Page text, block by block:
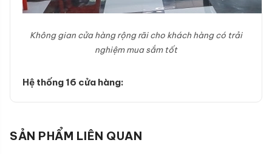
Không gian cửa hàng rộng rãi cho khách hàng có trải
nghiệm mua sắm tốt
Hệ thống 16 cửa hàng:
SẢN PHẨM LIÊN QUAN